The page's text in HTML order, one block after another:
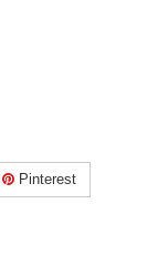
Pinterest